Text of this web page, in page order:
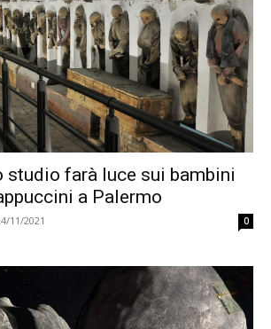
studio farà luce sui bambini
a Palermo
11/2021 0